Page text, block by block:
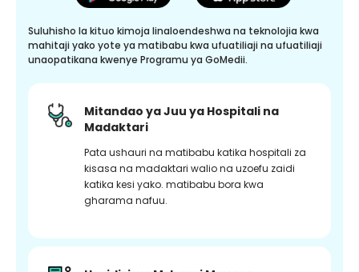
Suluhisho la kituo kimoja linaloendeshwa na teknolojia kwa
mahitaji yako yote ya matibabu kwa ufuatiliaji na ufuatiliaji
unaopatikana kwenye Programu ya GoMedii.
Mitandao ya Juu ya Hospitali na
Madaktari
Pata ushauri na matibabu katika hospitali za
kisasa na madaktari walio na uzoefu zaidi
katika kesi yako. matibabu bora kwa
gharama nafuu.